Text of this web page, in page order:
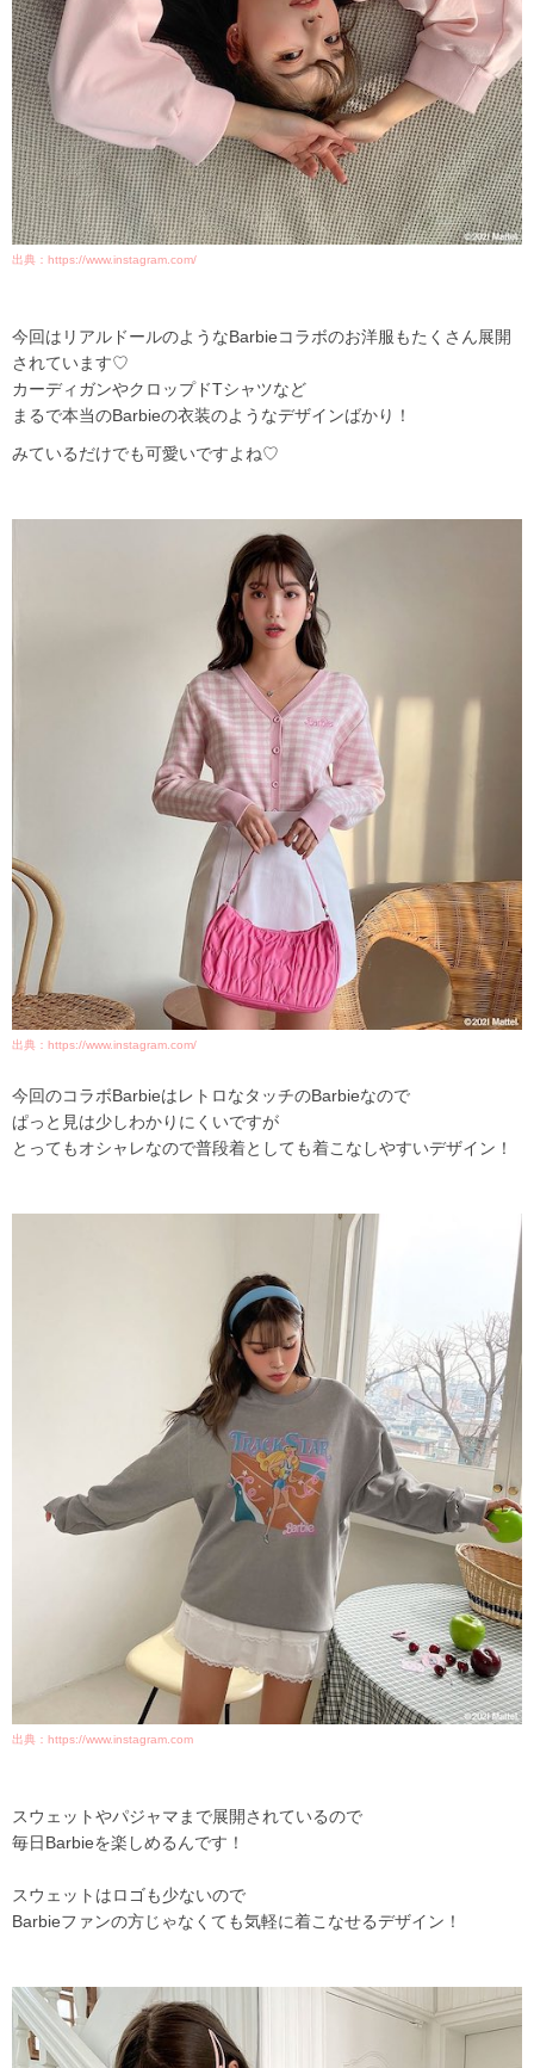
出典：https://www.instagram.com/
今回はリアルドールのようなBarbieコラボのお洋服もたくさん展開
されています♡
カーディガンやクロップドTシャツなど
まるで本当のBarbieの衣装のようなデザインばかり！
みているだけでも可愛いですよね♡
出典：https://www.instagram.com/
今回のコラボBarbieはレトロなタッチのBarbieなので
ぱっと見は少しわかりにくいですが
とってもオシャレなので普段着としても着こなしやすいデザイン！
出典：https://www.instagram.com
スウェットやパジャマまで展開されているので
毎日Barbieを楽しめるんです！
スウェットはロゴも少ないので
Barbieファンの方じゃなくても気軽に着こなせるデザイン！